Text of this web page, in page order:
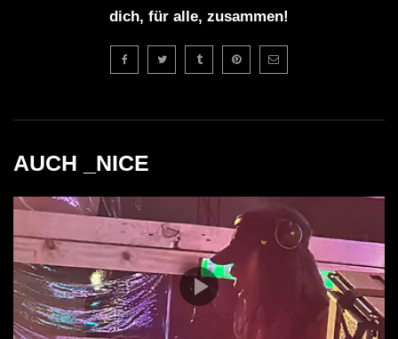
dich, für alle, zusammen!
AUCH _NICE